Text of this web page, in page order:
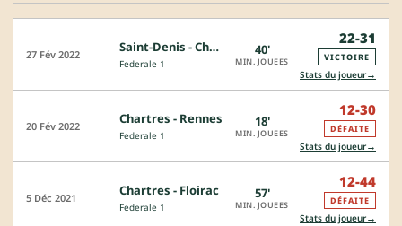
27 Fév 2022 Saint-Denis - Chartres
Federale 1
40'
MIN. JOUEES
22-31
VICTOIRE
Stats du joueur→
20 Fév 2022 Chartres - Rennes
Federale 1
18'
MIN. JOUEES
12-30
DÉFAITE
Stats du joueur→
5 Déc 2021 Chartres - Floirac
Federale 1
57'
MIN. JOUEES
12-44
DÉFAITE
Stats du joueur→